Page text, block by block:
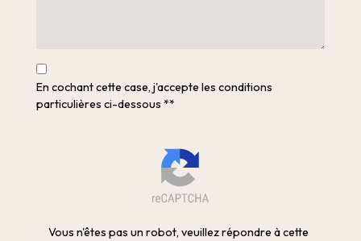
En cochant cette case, j'accepte les conditions
particulières ci-dessous **
Vous n'êtes pas un robot, veuillez répondre à cette